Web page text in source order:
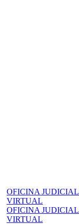
OFICINA JUDICIAL
VIRTUAL
OFICINA JUDICIAL
VIRTUAL